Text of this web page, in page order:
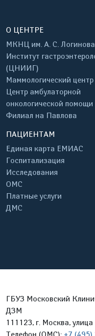
О ЦЕНТРЕ
МКНЦ им. А. С. Логинова
Институт
(ЦНИИГ)
Маммологический центр
Центр амбулаторной
онкологической помощи
Филиал на Павлова
ПАЦИЕНТАМ
Единая карта ЕМИАС
Госпитализация
Исследования
ОМС
Платные услуги
ДМС
ГБУЗ Московский
ДЗМ
111123, г. Москва,